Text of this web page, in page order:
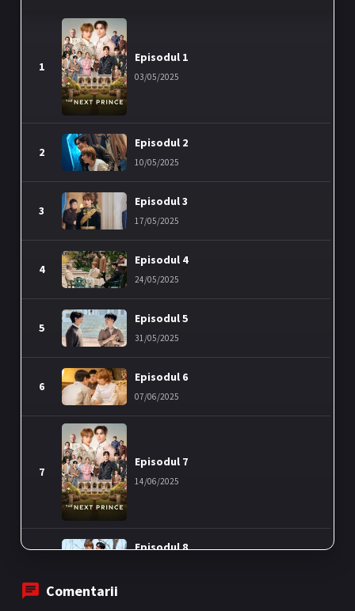
1
Episodul 1
03/05/2025
2
Episodul 2
10/05/2025
3
Episodul 3
17/05/2025
4
Episodul 4
24/05/2025
5
Episodul 5
31/05/2025
6
Episodul 6
07/06/2025
7
Episodul 7
14/06/2025
Episodul 8
Comentarii